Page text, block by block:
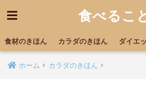
食べるこ
食材のきほん カラダのきほん ダイエ
ホーム カラダのきほん